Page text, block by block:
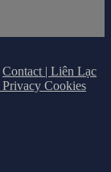
Contact | Liên Lạc
Privacy Cookies